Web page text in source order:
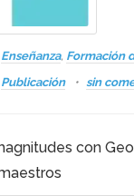
Enseñanza, Formación
Publicación sin
con